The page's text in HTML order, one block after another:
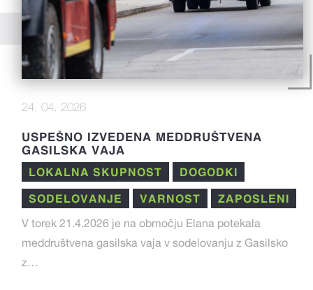
24. 04. 2026
USPEŠNO IZVEDENA MEDDRUŠTVENA
GASILSKA VAJA
LOKALNA SKUPNOST DOGODKI
SODELOVANJE VARNOST ZAPOSLENI
V torek 21.4.2026 je na območju Elana potekala
meddruštvena gasilska vaja v sodelovanju z Gasilsko
z…